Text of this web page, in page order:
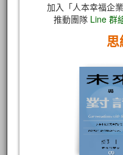
加入「人本幸福企業
推動團隊 Line 群